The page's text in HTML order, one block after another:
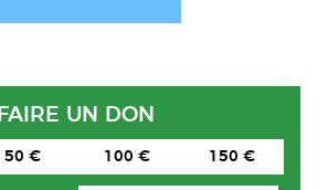
ACTUALITÉS
INTRANET
FAIRE UN DON
50 € 100 € 150 €